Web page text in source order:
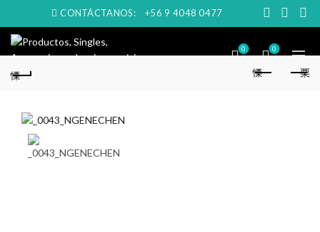
CONTÁCTANOS: +56 9 4048 0477
0 0